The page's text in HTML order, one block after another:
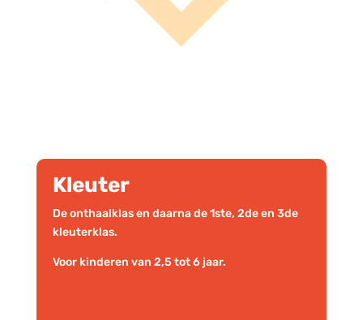
Kleuter
De onthaalklas en daarna de 1ste, 2de en 3de
kleuterklas.
Voor kinderen van 2,5 tot 6 jaar.